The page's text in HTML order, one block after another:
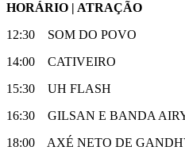
HORÁRIO | ATRAÇÃO
12:30 SOM DO POVO
14:00 CATIVEIRO
15:30 UH FLASH
16:30 GILSAN E BANDA
18:00 AXÉ NETO DE